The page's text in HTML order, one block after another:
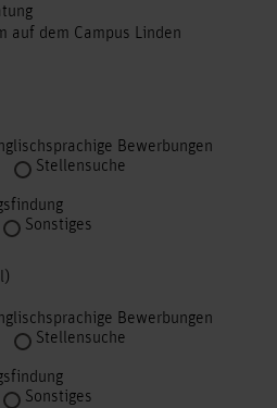
auf dem Campus Linden
Bewerbungen
Stellensuche
Sonstiges
Bewerbungen
Stellensuche
Sonstiges